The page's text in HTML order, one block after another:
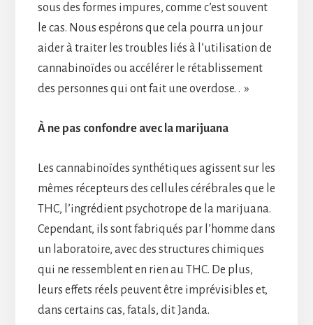
sous des formes impures, comme c’est souvent
le cas. Nous espérons que cela pourra un jour
aider à traiter les troubles liés à l’utilisation de
cannabinoïdes ou accélérer le rétablissement
des personnes qui ont fait une overdose. . »
À ne pas confondre avec la marijuana
Les cannabinoïdes synthétiques agissent sur les
mêmes récepteurs des cellules cérébrales que le
THC, l’ingrédient psychotrope de la marijuana.
Cependant, ils sont fabriqués par l’homme dans
un laboratoire, avec des structures chimiques
qui ne ressemblent en rien au THC. De plus,
leurs effets réels peuvent être imprévisibles et,
dans certains cas, fatals, dit Janda.